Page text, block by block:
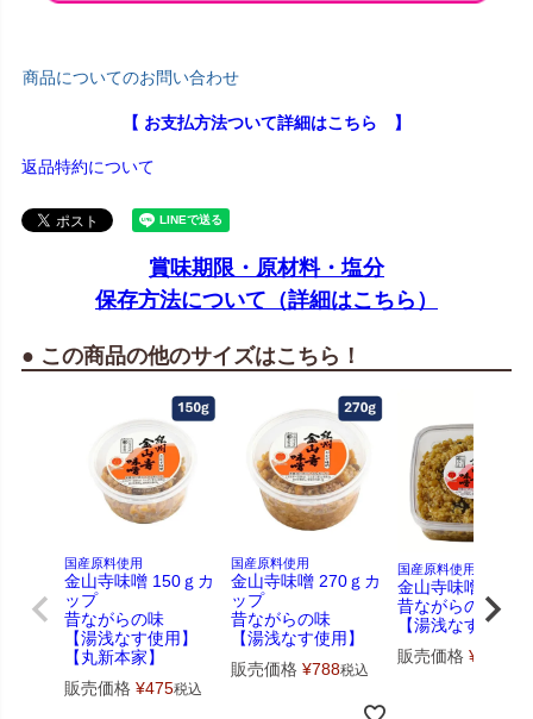
商品についてのお問い合わせ
【 お支払方法ついて詳細はこちら 】
返品特約について
賞味期限・原材料・塩分
保存方法について（詳細はこちら）
● この商品の他のサイズはこちら！
国産原料使用
金山寺味噌 150ｇカ
ップ
昔ながらの味
【湯浅なす使用】
【丸新本家】
販売価格 ¥475税込
国産原料使用
金山寺味噌 270ｇカ
ップ
昔ながらの味
【湯浅なす使用】
販売価格 ¥788税込
国産原料使用・無添加
金山寺味噌 540
昔ながらの味
【湯浅なす使用】
販売価格 ¥